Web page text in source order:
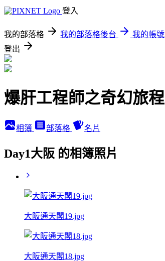
登入
我的部落格 我的部落格後台
我的帳號
登出
爆肝工程師之奇幻旅程
相簿 部落格 名片
Day1大阪 的相簿照片
大阪通天閣19.jpg
大阪通天閣18.jpg